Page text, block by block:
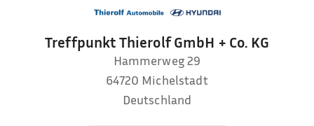
Treffpunkt Thierolf GmbH + Co. KG
Hammerweg 29
64720 Michelstadt
Deutschland